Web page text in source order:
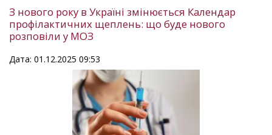
З нового року в Україні змінюється Календар
профілактичних щеплень: що буде нового
розповіли у МОЗ
Дата: 01.12.2025 09:53